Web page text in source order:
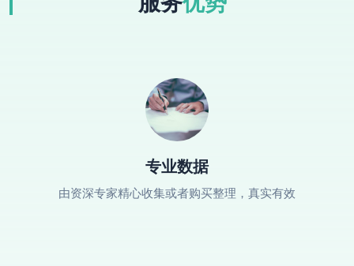
专业数据
由资深专家精心收集或者购买整理，真实有效